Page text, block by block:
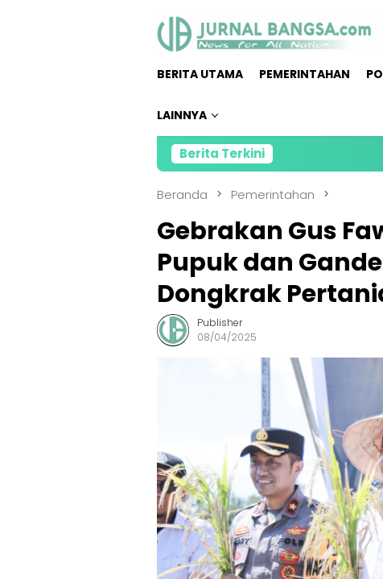
BERITA UTAMA PEMERINTAHAN
LAINNYA
Berita Terkini Direktur
Beranda Pemerintahan
Gebrakan Gus
Pupuk dan
Dongkrak
Publisher
08/04/2025